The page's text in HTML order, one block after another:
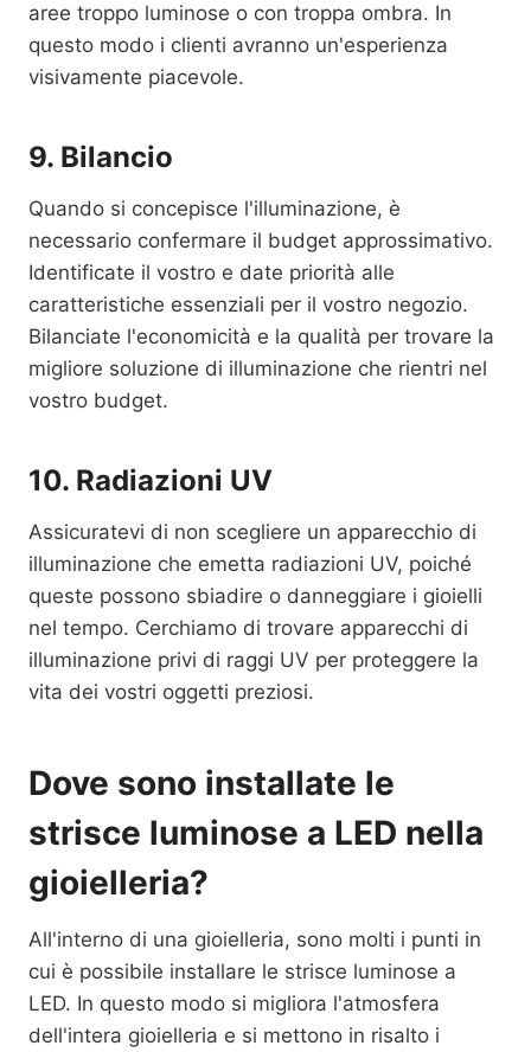
aree troppo luminose o con troppa ombra. In
questo modo i clienti avranno un'esperienza
visivamente piacevole.
9. Bilancio
Quando si concepisce l'illuminazione, è
necessario confermare il budget approssimativo.
Identificate il vostro e date priorità alle
caratteristiche essenziali per il vostro negozio.
Bilanciate l'economicità e la qualità per trovare la
migliore soluzione di illuminazione che rientri nel
vostro budget.
10. Radiazioni UV
Assicuratevi di non scegliere un apparecchio di
illuminazione che emetta radiazioni UV, poiché
queste possono sbiadire o danneggiare i gioielli
nel tempo. Cerchiamo di trovare apparecchi di
illuminazione privi di raggi UV per proteggere la
vita dei vostri oggetti preziosi.
Dove sono installate le
strisce luminose a LED nella
gioielleria?
All'interno di una gioielleria, sono molti i punti in
cui è possibile installare le strisce luminose a
LED. In questo modo si migliora l'atmosfera
dell'intera gioielleria e si mettono in risalto i